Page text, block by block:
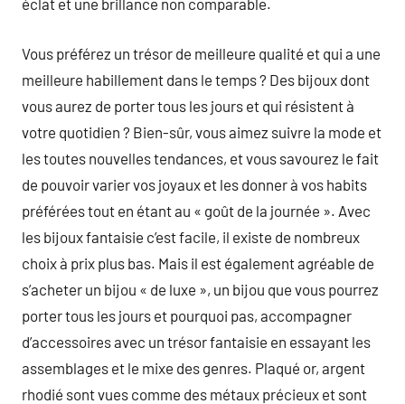
éclat et une brillance non comparable.
Vous préférez un trésor de meilleure qualité et qui a une
meilleure habillement dans le temps ? Des bijoux dont
vous aurez de porter tous les jours et qui résistent à
votre quotidien ? Bien-sûr, vous aimez suivre la mode et
les toutes nouvelles tendances, et vous savourez le fait
de pouvoir varier vos joyaux et les donner à vos habits
préférées tout en étant au « goût de la journée ». Avec
les bijoux fantaisie c’est facile, il existe de nombreux
choix à prix plus bas. Mais il est également agréable de
s’acheter un bijou « de luxe », un bijou que vous pourrez
porter tous les jours et pourquoi pas, accompagner
d’accessoires avec un trésor fantaisie en essayant les
assemblages et le mixe des genres. Plaqué or, argent
rhodié sont vues comme des métaux précieux et sont